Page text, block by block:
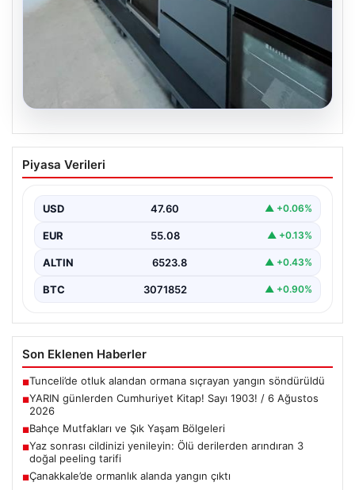
Bahçe Mutfakları ve Şık Yaşam
Bölgeleri
yaşamaktadır. Baştan başa özel evlerde ikamet eden…
Piyasa Verileri
USD 47.60 ▲ +0.06%
EUR 55.08 ▲ +0.13%
ALTIN 6523.8 ▲ +0.43%
BTC 3071852 ▲ +0.90%
Son Eklenen Haberler
■Tunceli’de otluk alandan ormana sıçrayan yangın söndürüldü
■YARIN günlerden Cumhuriyet Kitap! Sayı 1903! / 6 Ağustos
2026
■Bahçe Mutfakları ve Şık Yaşam Bölgeleri
■Yaz sonrası cildinizi yenileyin: Ölü derilerden arındıran 3
doğal peeling tarifi
■Çanakkale’de ormanlık alanda yangın çıktı